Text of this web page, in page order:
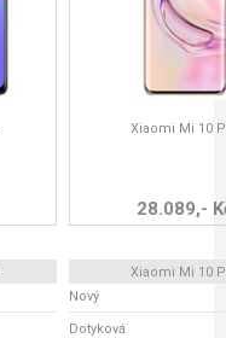
Xiaomi Mi 10
28.089,-
Xiaomi Mi 10
Nový
Dotyková